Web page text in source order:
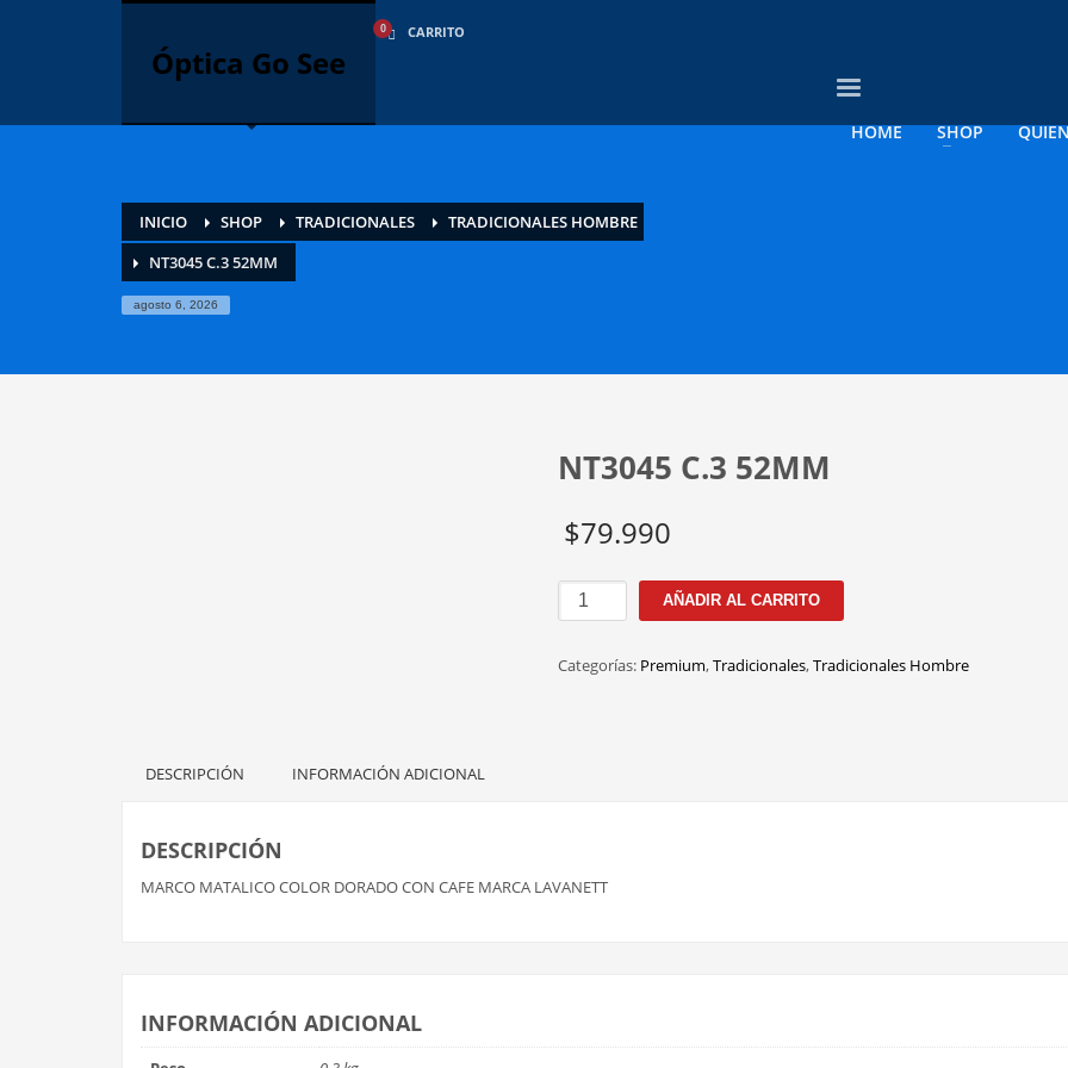
1
Inicie sesión o cree una nueva
Óptica Go See
CARRITO
HOME SHOP
INICIO SHOP TRADICIONALES
TRADICIONALES HOMBRE
NT3045 C.3 52MM
agosto 6, 2026
NT3045 C.3 52MM
$79.990
NT3045
C.3
cantidad
AÑADIR AL CARRITO
Categorías: Premium,Tradicionales,Tradicionales Hombre
DESCRIPCIÓN INFORMACIÓN ADICIONAL
DESCRIPCIÓN
MARCO MATALICO COLOR DORADO CON CAFE MARCA LAVANETT
INFORMACIÓN ADICIONAL